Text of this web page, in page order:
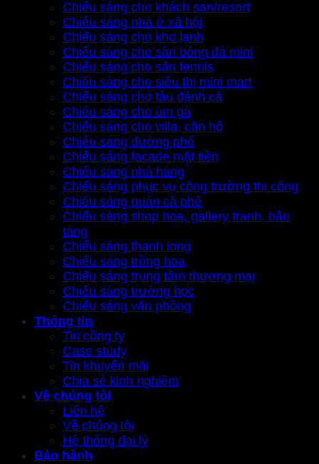
Chiếu sáng cho khách sạn/resort
Chiếu sáng nhà ở xã hội
Chiếu sáng cho kho lạnh
Chiếu sáng cho sân bóng đá mini
Chiếu sáng cho sân tennis
Chiếu sáng cho siêu thị mini mart
Chiếu sáng cho tàu đánh cá
Chiếu sáng cho úm gà
Chiếu sáng cho villa, căn hộ
Chiếu sáng đường phố
Chiếu sáng facade mặt tiền
Chiếu sáng nhà hàng
Chiếu sáng phục vụ công trường thi công
Chiếu sáng quán cà phê
Chiếu sáng shop hoa, gallery tranh, bảo
tàng
Chiếu sáng thanh long
Chiếu sáng trồng hoa
Chiếu sáng trung tâm thương mại
Chiếu sáng trường học
Chiếu sáng văn phòng
Thông tin
Tin công ty
Case study
Tin khuyến mãi
Chia sẻ kinh nghiệm
Về chúng tôi
Liên hệ
Về chúng tôi
Hệ thống đại lý
Bảo hành